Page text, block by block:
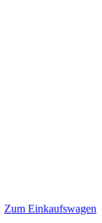
Zum Einkaufswagen